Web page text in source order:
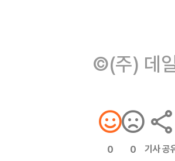
©(주) 데
0 0 기사 공